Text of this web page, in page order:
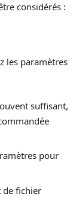
considérés :
les paramètres
suffisant,
pour
de fichier